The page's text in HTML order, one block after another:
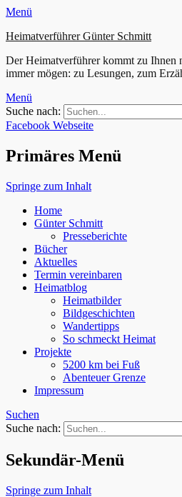
Menü
Heimatverführer Günter Schmitt
Der Heimatverführer kommt zu Ihnen
immer mögen: zu Lesungen, zum
Menü
Suche nach:
Facebook Webseite
Primäres Menü
Springe zum Inhalt
Home
Günter Schmitt
Presseberichte
Bücher
Aktuelles
Termin vereinbaren
Heimatblog
Heimatbilder
Bildgeschichten
Wandertipps
So schmeckt Heimat
Projekte
5200 km bei Fuß
Abenteuer Grenze
Impressum
Suchen
Suche nach:
Sekundär-Menü
Springe zum Inhalt